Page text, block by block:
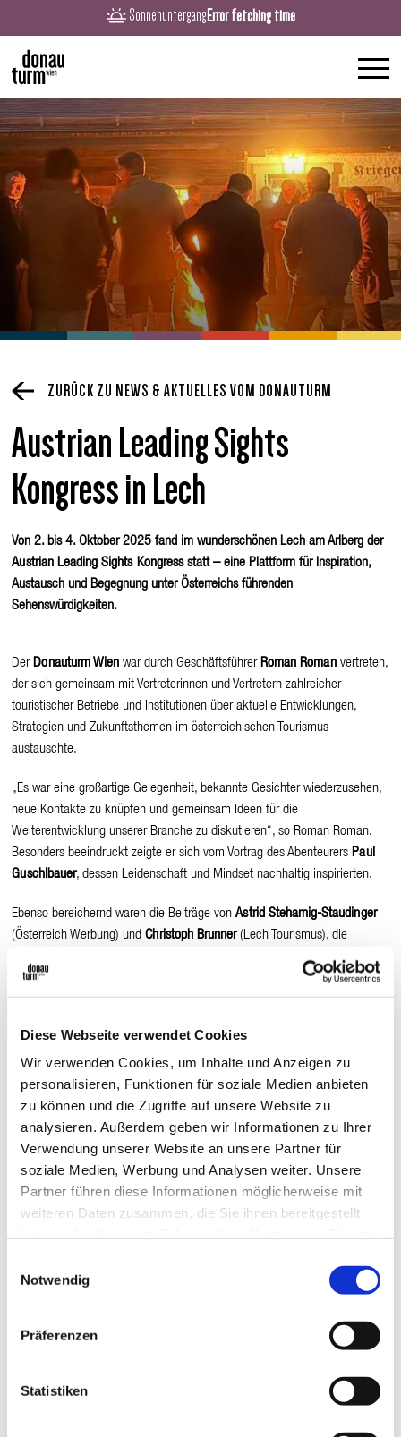
Diese Webseite verwendet Cookies
Wir verwenden Cookies, um Inhalte und Anzeigen zu
personalisieren, Funktionen für soziale Medien anbieten
zu können und die Zugriffe auf unsere Website zu
analysieren. Außerdem geben wir Informationen zu Ihrer
Verwendung unserer Website an unsere Partner für
soziale Medien, Werbung und Analysen weiter. Unsere
Partner führen diese Informationen möglicherweise mit
weiteren Daten zusammen, die Sie ihnen bereitgestellt
Notwendig
Präferenzen
Statistiken
SonnenuntergangError fetching time
ZURÜCK ZU NEWS & AKTUELLES VOM DONAUTURM
Austrian Leading Sights
Kongress in Lech
Von 2. bis 4. Oktober 2025 fand im wunderschönen Lech am Arlberg der
Austrian Leading Sights Kongressstatt – eine Plattform für Inspiration,
Austausch und Begegnung unter Österreichs führenden
Sehenswürdigkeiten.
DerDonauturm Wien war durch GeschäftsführerRoman Romanvertreten,
der sich gemeinsam mit Vertreterinnen und Vertretern zahlreicher
touristischer Betriebe und Institutionen über aktuelle Entwicklungen,
Strategien und Zukunftsthemen im österreichischen Tourismus
austauschte.
„Es war eine großartige Gelegenheit, bekannte Gesichter wiederzusehen,
neue Kontakte zu knüpfen und gemeinsam Ideen für die
Weiterentwicklung unserer Branche zu diskutieren“, so Roman Roman.
Besonders beeindruckt zeigte er sich vom Vortrag des AbenteurersPaul
Guschlbauer, dessen Leidenschaft und Mindset nachhaltig inspirierten.
Ebenso bereichernd waren die Beiträge vonAstrid Steharnig-Staudinger
(Österreich Werbung) undChristoph Brunner(Lech Tourismus), die
wertvolle Einblicke in ihre Arbeit und Visionen gaben. Für humorvolle und
zugleich informative Momente sorgte
Anton Zimmermann, dessen Vortrag
das Publikum begeisterte.
Ein stimmungsvoller Abend auf der Krieger Alpe
– mit anregenden Gesprächen, kulinarischen Genüssen und einem
besonderen Erlebnis imSkyspace Lech.
Der Austrian Leading Sights Kongress zeigte einmal mehr, wie wichtig
persönlicher Austausch und echte Begegnungen sind. Neue Ideen,
Kooperationen und Impulse entstehen dort, wo Menschen mit
Leidenschaft und Vision zusammenkommen.